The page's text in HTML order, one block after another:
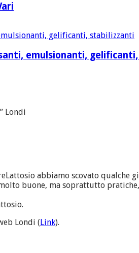
emulsionanti,
Londi
abbiamo scovato qualche
buone, ma soprattutto
Londi (Link).